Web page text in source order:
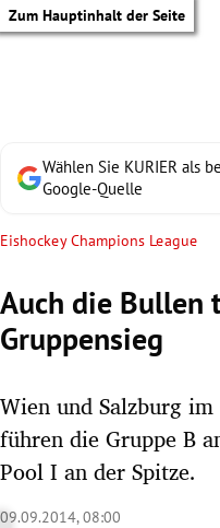
Zum Hauptinhalt der Seite
Untermenü
Untermenü
Wählen Sie KURIER als
Google-Quelle
Eishockey Champions League
Auch die Bullen
Gruppensieg
Wien und Salzburg
führen die Gruppe B
Pool I an der Spitze.
09.09.2014, 08:00